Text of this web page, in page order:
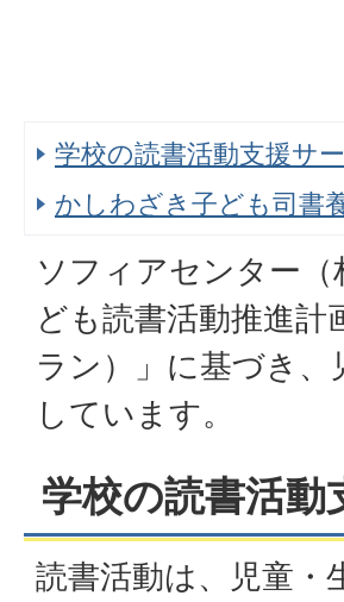
学校の読書活動支援サ
かしわざき子ども司書
ソフィアセンター
ども読書活動推進
ラン）」に基づき
しています。
学校の読書活動
読書活動は、児童・